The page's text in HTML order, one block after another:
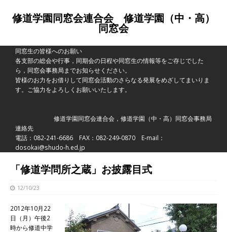
修道学園同窓会連合会 修道学園（中・高）
同窓会
同窓生の皆様へのお願い
各支部の総会や行事，同期会の日程や同窓生の情報等をご存じでした
ら，同窓会事務局までお知らせください。
皆様のお力をお借りして同窓会活動のさらなる発展をめざしてまいりま
す。ご協力をよろしくお願いいたします。
修道学園同窓会連合会，修道学園（中・高）同窓会事務局
連絡先
電話：082-241-6686 FAX：082-249-0870 E-mail：
dosokai@shudo-h.ed.jp
「修道学問所之蔵」お披露目式
12/10/23
2012年10月22
日（月）午後2
時から修道中学